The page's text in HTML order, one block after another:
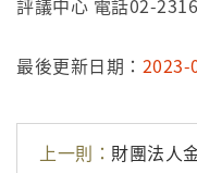
評議中心 電話02-
最後更新日期： 2023-
上一則： 財團法人